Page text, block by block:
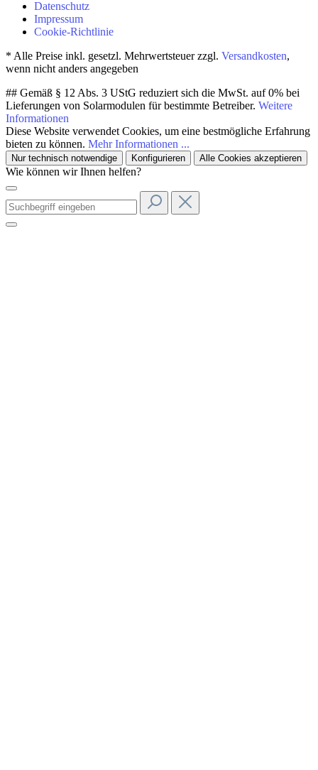
Datenschutz
Impressum
Cookie-Richtlinie
* Alle Preise inkl. gesetzl. Mehrwertsteuer zzgl. Versandkosten,
wenn nicht anders angegeben
## Gemäß § 12 Abs. 3 UStG reduziert sich die MwSt. auf 0% bei
Lieferungen von Solarmodulen für bestimmte Betreiber. Weitere
Informationen
Diese Website verwendet Cookies, um eine bestmögliche Erfahrung
bieten zu können. Mehr Informationen ...
Nur technisch notwendige Konfigurieren Alle Cookies akzeptieren
Wie können wir Ihnen helfen?